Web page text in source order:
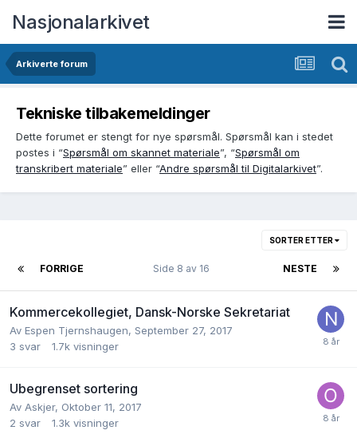
Nasjonalarkivet
Arkiverte forum
Tekniske tilbakemeldinger
Dette forumet er stengt for nye spørsmål. Spørsmål kan i stedet
postes i “Spørsmål om skannet materiale”, “Spørsmål om
transkribert materiale” eller “Andre spørsmål til Digitalarkivet”.
SORTER ETTER
FORRIGE NESTE
Side 8 av 16
Kommercekollegiet, Dansk-Norske Sekretariat
Av Espen Tjernshaugen, September 27, 2017
3 svar 1.7k visninger
Ubegrenset sortering
Av Askjer, Oktober 11, 2017
2 svar 1.3k visninger